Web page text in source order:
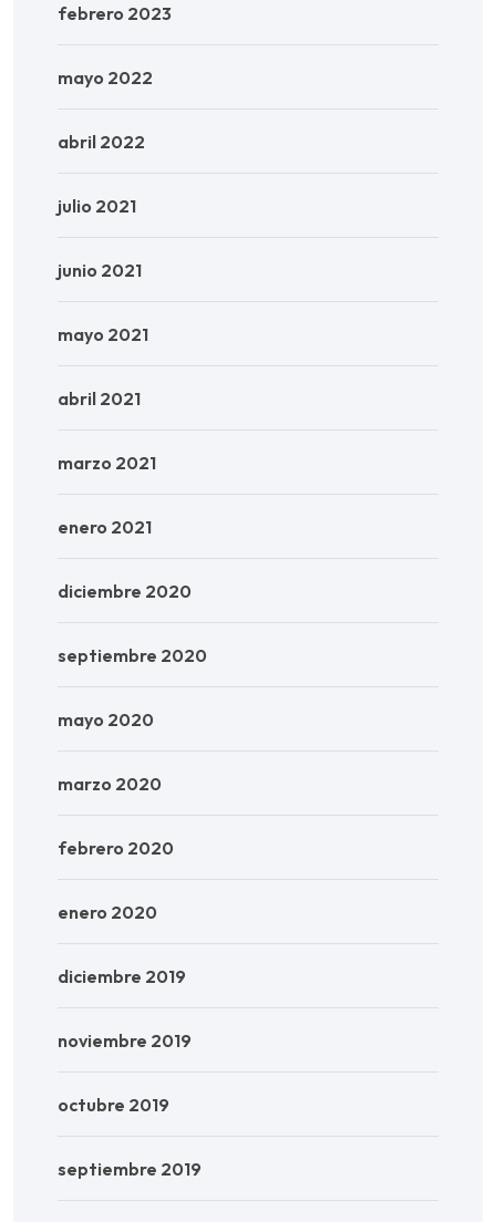
febrero 2023
mayo 2022
abril 2022
julio 2021
junio 2021
mayo 2021
abril 2021
marzo 2021
enero 2021
diciembre 2020
septiembre 2020
mayo 2020
marzo 2020
febrero 2020
enero 2020
diciembre 2019
noviembre 2019
octubre 2019
septiembre 2019